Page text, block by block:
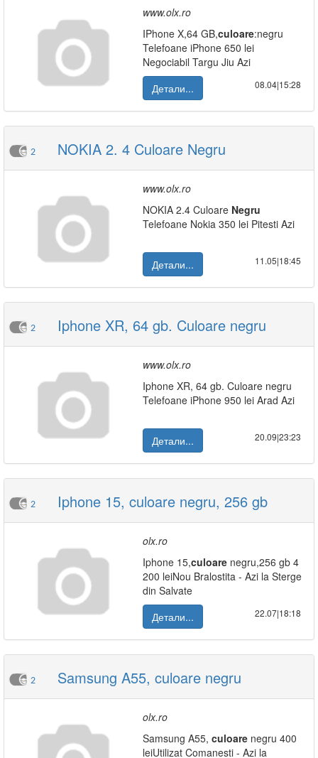
www.olx.ro
IPhone X,64 GB,culoare:negru
Telefoane iPhone 650 lei
Negociabil Targu Jiu Azi
Детали...
08.04|15:28
2 NOKIA 2. 4 Culoare Negru
www.olx.ro
NOKIA 2.4 Culoare Negru
Telefoane Nokia 350 lei Pitesti Azi
Детали... 11.05|18:45
2 Iphone XR, 64 gb. Culoare negru
www.olx.ro
Iphone XR, 64 gb. Culoare negru
Telefoane iPhone 950 lei Arad Azi
Детали... 20.09|23:23
2 Iphone 15, culoare negru, 256 gb
olx.ro
Iphone 15,culoare negru,256 gb 4
200 leiNou Bralostita - Azi la Sterge
din Salvate
Детали...
22.07|18:18
2 Samsung A55, culoare negru
olx.ro
Samsung A55, culoare negru 400
leiUtilizat Comanesti - Azi la